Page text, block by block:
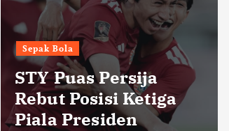
Headline Humaniora
Kepala SPPG
Jayapura Resmi
Dicopot usai
Keracunan Menu
MBG